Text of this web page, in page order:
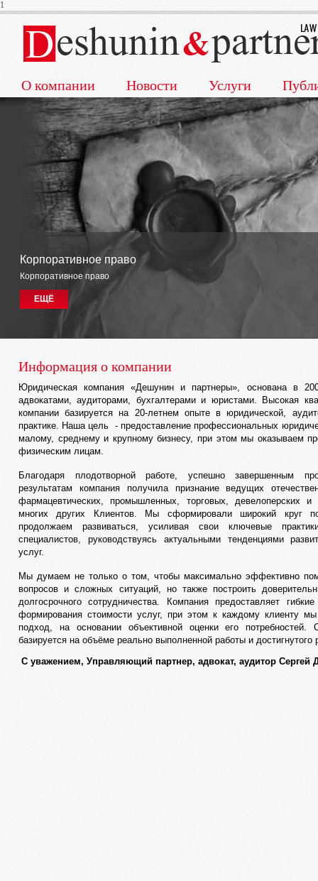
1
О компании Новости Услуги
Корпоративное право
Корпоративное право
ЕЩЁ
Информация о компании
Юридическая компания «Дешунин и партнеры», основана в
адвокатами, аудиторами, бухгалтерами и юристами. Высокая
компании базируется на 20-летнем опыте в юридической,
практике. Наша цель - предоставление профессиональных
малому, среднему и крупному бизнесу, при этом мы оказываем
физическим лицам.
Благодаря плодотворной работе, успешно завершенным
результатам компания получила признание ведущих
фармацевтических, промышленных, торговых, девелоперских
многих других Клиентов. Мы сформировали широкий круг
продолжаем развиваться, усиливая свои ключевые
специалистов, руководствуясь актуальными тенденциями
услуг.
Мы думаем не только о том, чтобы максимально эффективно
вопросов и сложных ситуаций, но также построить
долгосрочного сотрудничества. Компания предоставляет
формирования стоимости услуг, при этом к каждому клиенту
подход, на основании объективной оценки его потребностей.
базируется на объёме реально выполненной работы и достигнутого
С уважением, Управляющий партнер, адвокат, аудитор Сергей